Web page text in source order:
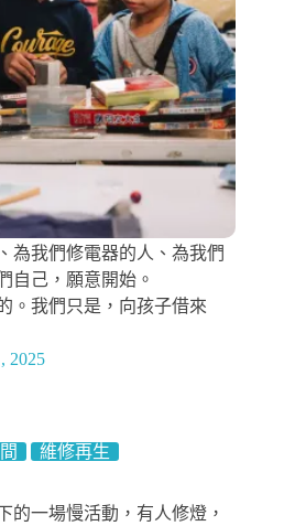
為我們修電器的人、為我們
自己，願意開始。
。我們只是，向孩子借來
2025
維修再生
的一場慢活動，有人修燈，